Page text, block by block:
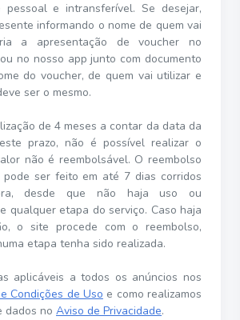
e intransferível. Se desejar,
informando o nome de quem vai
a apresentação de voucher no
no nosso app junto com documento
do voucher, de quem vai utilizar e
ser o mesmo.
de 4 meses a contar da data da
prazo, não é possível realizar o
não é reembolsável. O reembolso
pode ser feito em até 7 dias corridos
desde que não haja uso ou
qualquer etapa do serviço. Caso haja
o site procede com o reembolso,
etapa tenha sido realizada.
aplicáveis a todos os anúncios nos
Condições de Uso e como realizamos
dados no Aviso de Privacidade.